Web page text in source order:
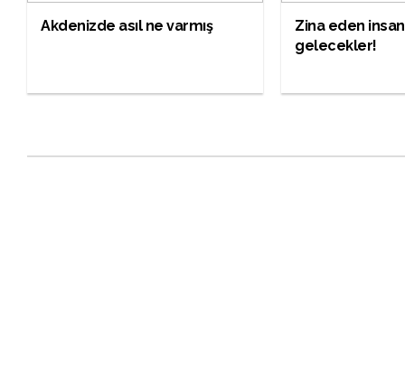
Akdenizde asıl ne varmış
Zina eden
gelecekler!